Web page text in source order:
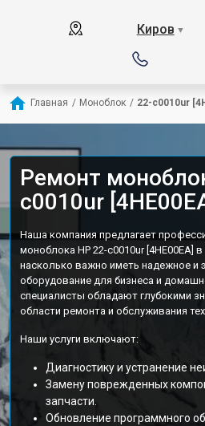
Киров ▼
Главная / Моноблок / 22-c0010ur
Ремонт
c0010ur
Наша компания предлагает
моноблока HP 22-c0010ur [4HE00EA]
насколько важно иметь надежное
оборудование для бизнеса и
специалисты обладают глубокими
области ремонта и обслуживания
Наши услуги включают:
Диагностику и устранение
Замену поврежденных
запчасти.
Обновление программного